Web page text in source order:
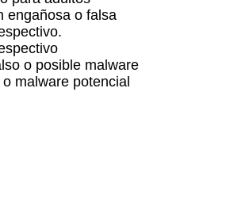
engañosa o falsa
o posible malware
malware potencial